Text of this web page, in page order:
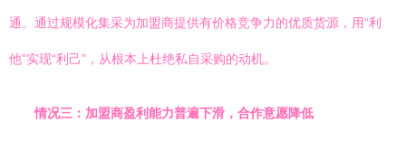
通。通过规模化集采为加盟商提供有价格竞争力的优质货源，用“利
他”实现“利己”，从根本上杜绝私自采购的动机。
情况三：加盟商盈利能力普遍下滑，合作意愿降低